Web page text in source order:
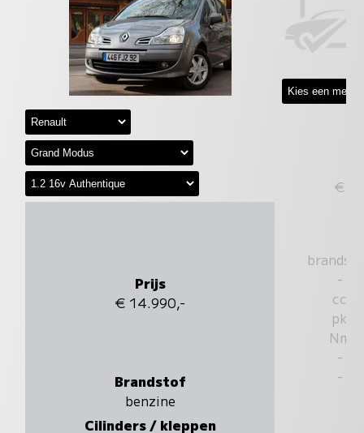
Prijs
€ 14.990,-
Brandstof
benzine
Cilinders / kleppen
€
-
cc
pk
Nm
-
-